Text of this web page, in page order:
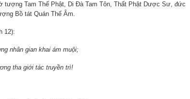
tượng Tam Thế Phật, Di Đà Tam Tôn, Thất Phật Dược Sư, đức
Bồ tát Quán Thế Âm.
12):
nhân gian khai ám muội;
tha giới tác truyền trì!